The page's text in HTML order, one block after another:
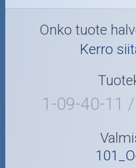
Onko tuote
Kerro
1-09-40-11